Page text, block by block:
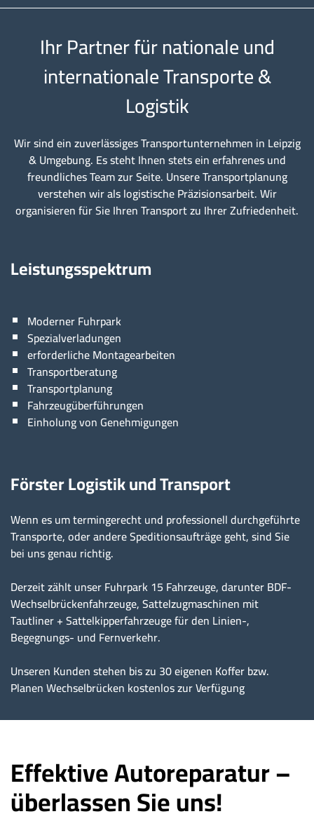
Ihr Partner für nationale und
internationale Transporte &
Logistik
Wir sind ein zuverlässiges Transportunternehmen in Leipzig
& Umgebung. Es steht Ihnen stets ein erfahrenes und
freundliches Team zur Seite. Unsere Transportplanung
verstehen wir als logistische Präzisionsarbeit. Wir
organisieren für Sie Ihren Transport zu Ihrer Zufriedenheit.
Leistungsspektrum
Moderner Fuhrpark
Spezialverladungen
erforderliche Montagearbeiten
Transportberatung
Transportplanung
Fahrzeugüberführungen
Einholung von Genehmigungen
Förster Logistik und Transport
Wenn es um termingerecht und professionell durchgeführte
Transporte, oder andere Speditionsaufträge geht, sind Sie
bei uns genau richtig.
Derzeit zählt unser Fuhrpark 15 Fahrzeuge, darunter BDF-
Wechselbrückenfahrzeuge, Sattelzugmaschinen mit
Tautliner + Sattelkipperfahrzeuge für den Linien-,
Begegnungs- und Fernverkehr.
Unseren Kunden stehen bis zu 30 eigenen Koffer bzw.
Planen Wechselbrücken kostenlos zur Verfügung
Effektive Autoreparatur –
überlassen Sie uns!